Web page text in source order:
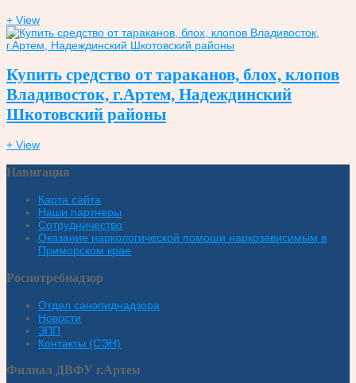
+ View
Купить средство от тараканов, блох, клопов
Владивосток, г.Артем, Надеждинский
Шкотовский районы
+ View
Навигация
Карта сайта
Наши партнеры
Сотрудничество
Оказание наркологической помощи наркозависимым в
Приморском крае
Роспотребнадзор
Отдел санэпиднадзора
Новости
ЗПП
Контакты (СЭН)
Филиал ДВФУ г.Артем